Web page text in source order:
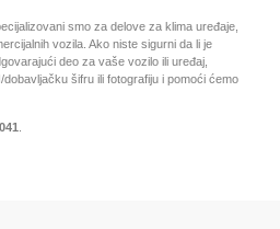
smo za delove za klima uređaje,
vozila. Ako niste sigurni da li je
deo za vaše vozilo ili uređaj,
šifru ili fotografiju i pomoći ćemo